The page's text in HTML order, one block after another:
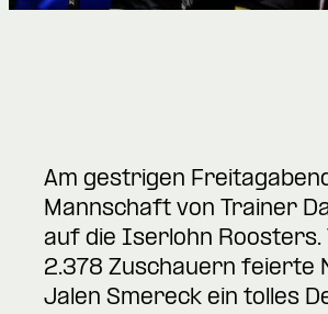
Am gestrigen
Mannschaft von Trainer
auf die Iserlohn Roosters.
2.378 Zuschauern feierte
Jalen Smereck ein tolles